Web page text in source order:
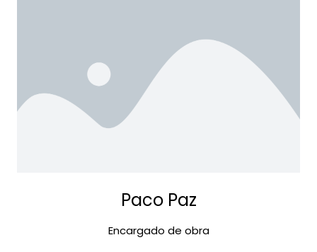
Paco Paz
Encargado de obra